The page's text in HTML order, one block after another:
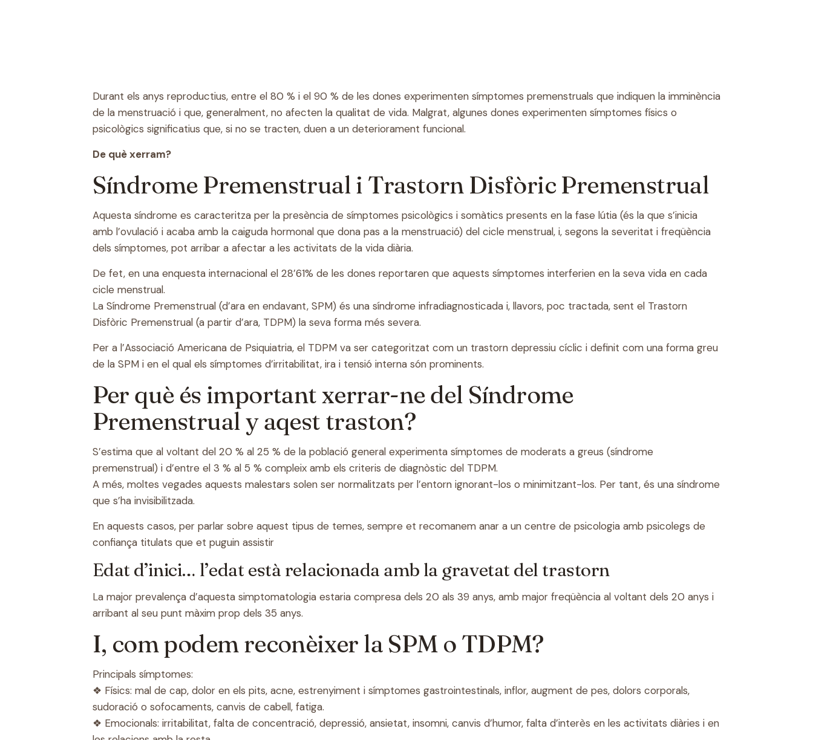
Durant els anys reproductius, entre el 80 % i el 90 % de les dones experimenten símptomes premenstruals que indiquen la imminència
de la menstruació i que, generalment, no afecten la qualitat de vida. Malgrat, algunes dones experimenten símptomes físics o
psicològics significatius que, si no se tracten, duen a un deteriorament funcional.
De què xerram?
Síndrome Premenstrual i Trastorn Disfòric Premenstrual
Aquesta síndrome es caracteritza per la presència de símptomes psicològics i somàtics presents en la fase lútia (és la que s’inicia
amb l’ovulació i acaba amb la caiguda hormonal que dona pas a la menstruació) del cicle menstrual, i, segons la severitat i freqüència
dels símptomes, pot arribar a afectar a les activitats de la vida diària.
De fet, en una enquesta internacional el 28’61% de les dones reportaren que aquests símptomes interferien en la seva vida en cada
cicle menstrual.
La Síndrome Premenstrual (d’ara en endavant, SPM) és una síndrome infradiagnosticada i, llavors, poc tractada, sent el Trastorn
Disfòric Premenstrual (a partir d’ara, TDPM) la seva forma més severa.
Per a l’Associació Americana de Psiquiatria, el TDPM va ser categoritzat com un trastorn depressiu cíclic i definit com una forma greu
de la SPM i en el qual els símptomes d’irritabilitat, ira i tensió interna són prominents.
Per què és important xerrar-ne del Síndrome
Premenstrual y aqest traston?
S’estima que al voltant del 20 % al 25 % de la població general experimenta símptomes de moderats a greus (síndrome
premenstrual) i d’entre el 3 % al 5 % compleix amb els criteris de diagnòstic del TDPM.
A més, moltes vegades aquests malestars solen ser normalitzats per l’entorn ignorant-los o minimitzant-los. Per tant, és una síndrome
que s’ha invisibilitzada.
En aquests casos, per parlar sobre aquest tipus de temes, sempre et recomanem anar a un centre de psicologiaamb psicolegs de
confiança titulats que et puguin assistir
Edat d’inici… l’edat està relacionada amb la gravetat del trastorn
La major prevalença d’aquesta simptomatologia estaria compresa dels 20 als 39 anys, amb major freqüència al voltant dels 20 anys i
arribant al seu punt màxim prop dels 35 anys.
I, com podem reconèixer la SPM o TDPM?
Principals símptomes:
❖ Físics: mal de cap, dolor en els pits, acne, estrenyiment i símptomes gastrointestinals, inflor, augment de pes, dolors corporals,
sudoració o sofocaments, canvis de cabell, fatiga.
❖ Emocionals: irritabilitat, falta de concentració, depressió, ansietat, insomni, canvis d’humor, falta d’interès en les activitats diàries i en